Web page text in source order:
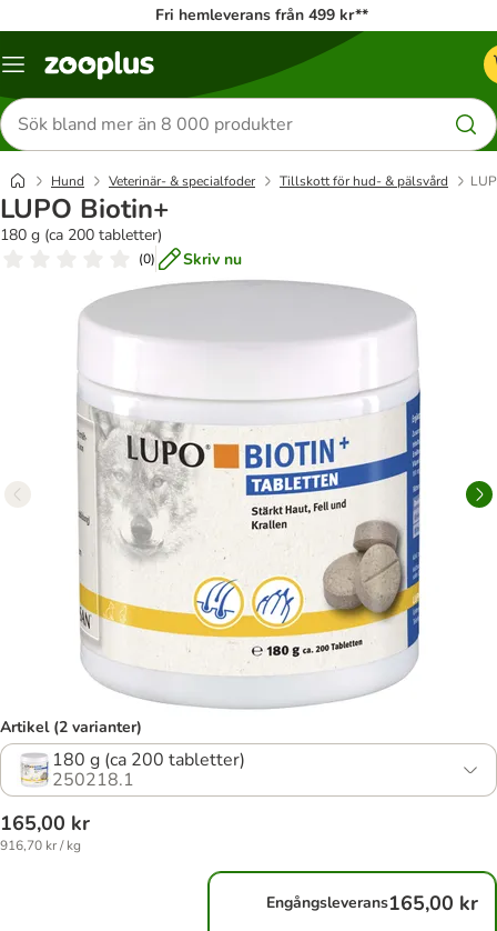
Fri hemleverans från 499 kr**
Katalogmeny
Sök
efter
produkter
Hund Veterinär- & specialfoder Tillskott för hud- & pälsvård
LUPO Biotin+
180 g (ca 200 tabletter)
(0) Skriv nu
Artikel (2 varianter)
180 g (ca 200 tabletter)
250218.1
165,00 kr
916,70 kr / kg
Engångsleverans165,00 kr